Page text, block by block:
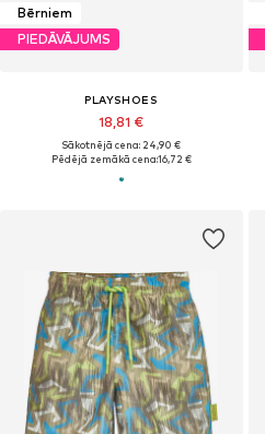
Bērniem
PIEDĀVĀJUMS
PLAYSHOES
18,81 €
Sākotnējā cena: 24,90 €
Pēdējā zemākā cena:16,72 €